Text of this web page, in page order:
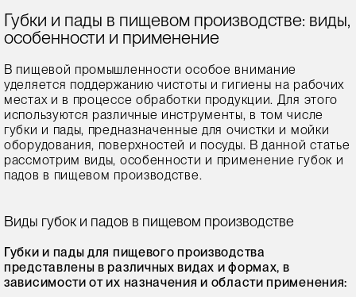
Губки и пады в пищевом производстве: виды,
особенности и применение
В пищевой промышленности особое внимание
уделяется поддержанию чистоты и гигиены на рабочих
местах и в процессе обработки продукции. Для этого
используются различные инструменты, в том числе
губки и пады, предназначенные для очистки и мойки
оборудования, поверхностей и посуды. В данной статье
рассмотрим виды, особенности и применение губок и
падов в пищевом производстве.
Виды губок и падов в пищевом производстве
Губки и пады для пищевого производства
представлены в различных видах и формах, в
зависимости от их назначения и области применения: